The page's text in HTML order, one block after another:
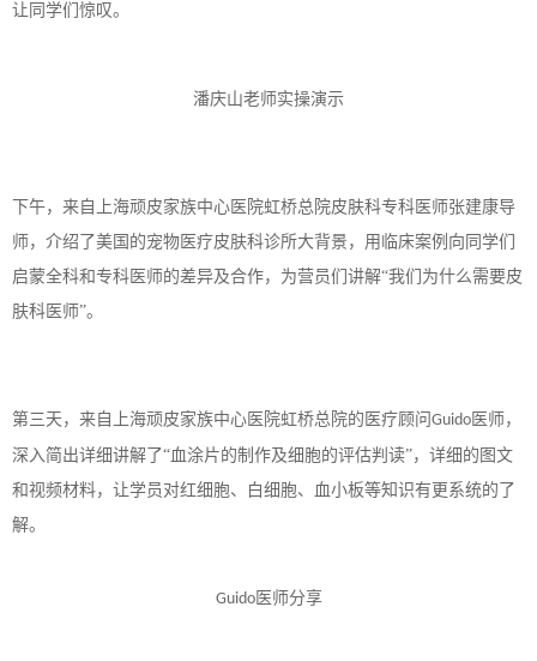
让同学们惊叹。
潘庆山老师实操演示
下午，来自上海顽皮家族中心医院虹桥总院皮肤科专科医师张建康导
师，介绍了美国的宠物医疗皮肤科诊所大背景，用临床案例向同学们
启蒙全科和专科医师的差异及合作，为营员们讲解“我们为什么需要皮
肤科医师”。
第三天，来自上海顽皮家族中心医院虹桥总院的医疗顾问 Guido 医师，
深入简出详细讲解了“血涂片的制作及细胞的评估判读”，详细的图文
和视频材料，让学员对红细胞、白细胞、血小板等知识有更系统的了
解。
Guido医师分享